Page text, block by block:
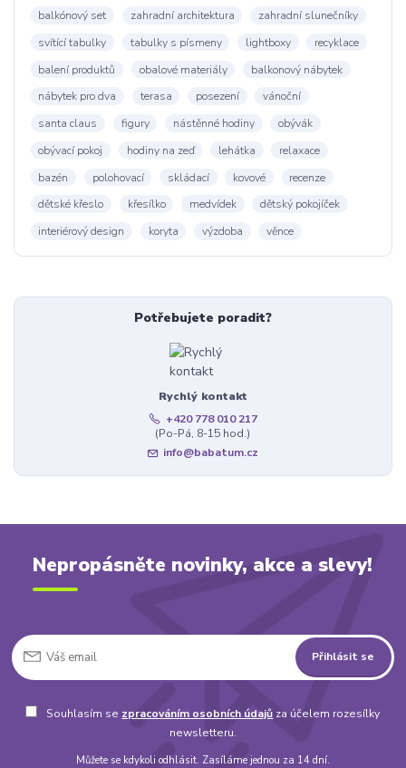
balkónový set
zahradní architektura
zahradní slunečníky
svítící tabulky
tabulky s písmeny lightboxy
recyklace
balení produktů
obalové materiály
balkonový nábytek
nábytek pro dva
terasa posezení
vánoční
santa claus
figury nástěnné hodiny
obývák
obývací pokoj
hodiny na zeď lehátka
relaxace
bazén
polohovací skládací kovové
recenze
dětské křeslo
křesílko medvídek
dětský pokojíček
interiérový design
koryta výzdoba věnce
Potřebujete poradit?
Rychlý kontakt
+420 778 010 217
(Po-Pá, 8-15 hod.)
info@babatum.cz
Nepropásněte novinky, akce a slevy!
Přihlásit se
Souhlasím se zpracováním osobních údajů za účelem rozesílky
newsletteru.
Můžete se kdykoli odhlásit. Zasíláme jednou za 14 dní.